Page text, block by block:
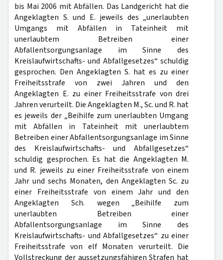
bis Mai 2006 mit Abfällen. Das Landgericht hat die
Angeklagten S. und E. jeweils des „unerlaubten
Umgangs mit Abfällen in Tateinheit mit
unerlaubtem Betreiben einer
Abfallentsorgungsanlage im Sinne des
Kreislaufwirtschafts- und Abfallgesetzes“ schuldig
gesprochen. Den Angeklagten S. hat es zu einer
Freiheitsstrafe von zwei Jahren und den
Angeklagten E. zu einer Freiheitsstrafe von drei
Jahren verurteilt. Die Angeklagten M., Sc. und R. hat
es jeweils der „Beihilfe zum unerlaubten Umgang
mit Abfällen in Tateinheit mit unerlaubtem
Betreiben einer Abfallentsorgungsanlage im Sinne
des Kreislaufwirtschafts- und Abfallgesetzes“
schuldig gesprochen. Es hat die Angeklagten M.
und R. jeweils zu einer Freiheitsstrafe von einem
Jahr und sechs Monaten, den Angeklagten Sc. zu
einer Freiheitsstrafe von einem Jahr und den
Angeklagten Sch. wegen „Beihilfe zum
unerlaubten Betreiben einer
Abfallentsorgungsanlage im Sinne des
Kreislaufwirtschafts- und Abfallgesetzes“ zu einer
Freiheitsstrafe von elf Monaten verurteilt. Die
Vollstreckung der aussetzungsfähigen Strafen hat